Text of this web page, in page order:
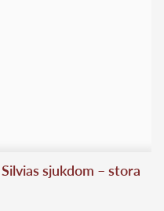
sjukdom – stora